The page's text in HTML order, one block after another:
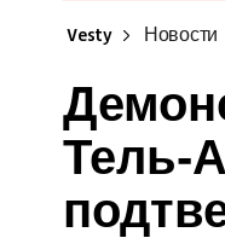
Vesty Новости
Тель-